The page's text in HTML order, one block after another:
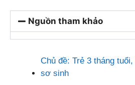
Nguồn tham khảo
Chủ đề: Trẻ 3 tháng tuổi,
sơ sinh